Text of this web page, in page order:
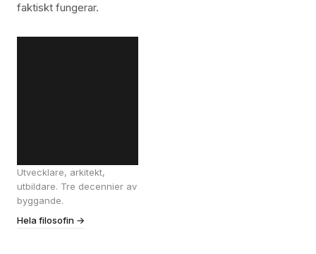
faktiskt fungerar.
Utvecklare, arkitekt,
utbildare. Tre decennier av
byggande.
Hela filosofin →